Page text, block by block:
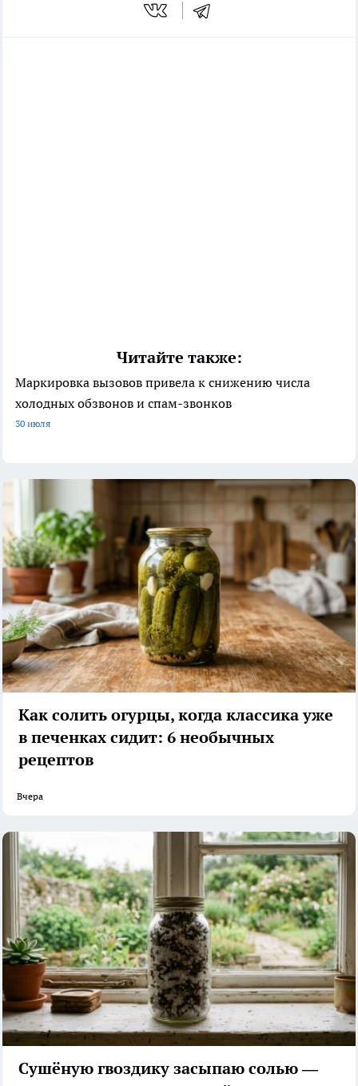
Читайте также:
Маркировка вызовов привела к снижению числа
холодных обзвонов и спам-звонков
30 июля
Как солить огурцы, когда классика уже
в печенках сидит: 6 необычных
рецептов
Вчера
Сушёную гвоздику засыпаю солью —